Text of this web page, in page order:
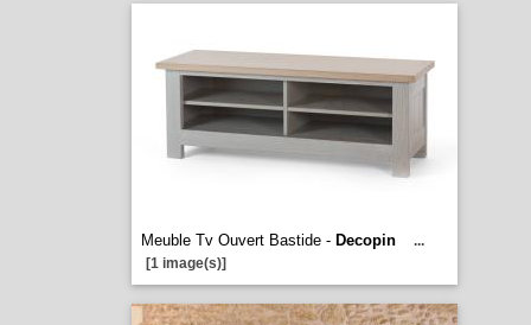
Meuble Tv Ouvert Bastide - Decopin
...
[1 image(s)]